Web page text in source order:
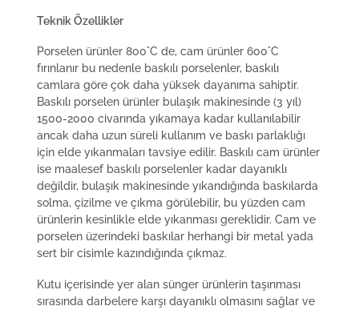
Teknik Özellikler
Porselen ürünler 800°C de, cam ürünler 600°C
fırınlanır bu nedenle baskılı porselenler, baskılı
camlara göre çok daha yüksek dayanıma sahiptir.
Baskılı porselen ürünler bulaşık makinesinde (3 yıl)
1500-2000 civarında yıkamaya kadar kullanılabilir
ancak daha uzun süreli kullanım ve baskı parlaklığı
için elde yıkanmaları tavsiye edilir. Baskılı cam ürünler
ise maalesef baskılı porselenler kadar dayanıklı
değildir, bulaşık makinesinde yıkandığında baskılarda
solma, çizilme ve çıkma görülebilir, bu yüzden cam
ürünlerin kesinlikle elde yıkanması gereklidir. Cam ve
porselen üzerindeki baskılar herhangi bir metal yada
sert bir cisimle kazındığında çıkmaz.
Kutu içerisinde yer alan sünger ürünlerin taşınması
sırasında darbelere karşı dayanıklı olmasını sağlar ve